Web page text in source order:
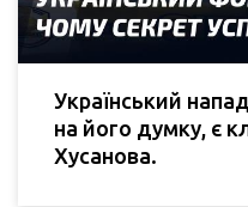
Український
на його думку, є
Хусанова.